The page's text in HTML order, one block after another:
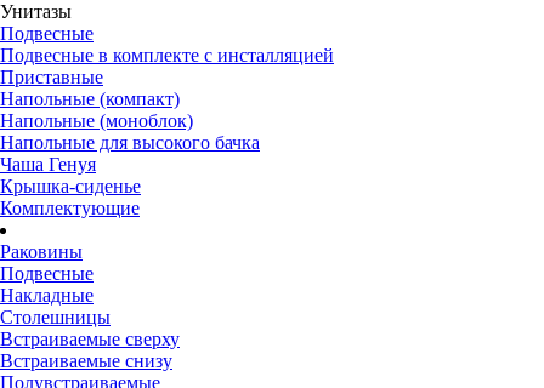
Унитазы
Подвесные
Подвесные в комплекте с инсталляцией
Приставные
Напольные (компакт)
Напольные (моноблок)
Напольные для высокого бачка
Чаша Генуя
Крышка-сиденье
Комплектующие
Раковины
Подвесные
Накладные
Столешницы
Встраиваемые сверху
Встраиваемые снизу
Полувстраиваемые